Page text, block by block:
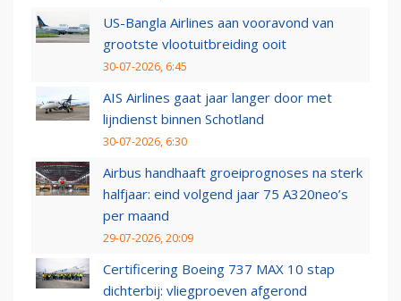
US-Bangla Airlines aan vooravond van
grootste vlootuitbreiding ooit
30-07-2026, 6:45
AIS Airlines gaat jaar langer door met
lijndienst binnen Schotland
30-07-2026, 6:30
Airbus handhaaft groeiprognoses na sterk
halfjaar: eind volgend jaar 75 A320neo’s
per maand
29-07-2026, 20:09
Certificering Boeing 737 MAX 10 stap
dichterbij: vliegproeven afgerond